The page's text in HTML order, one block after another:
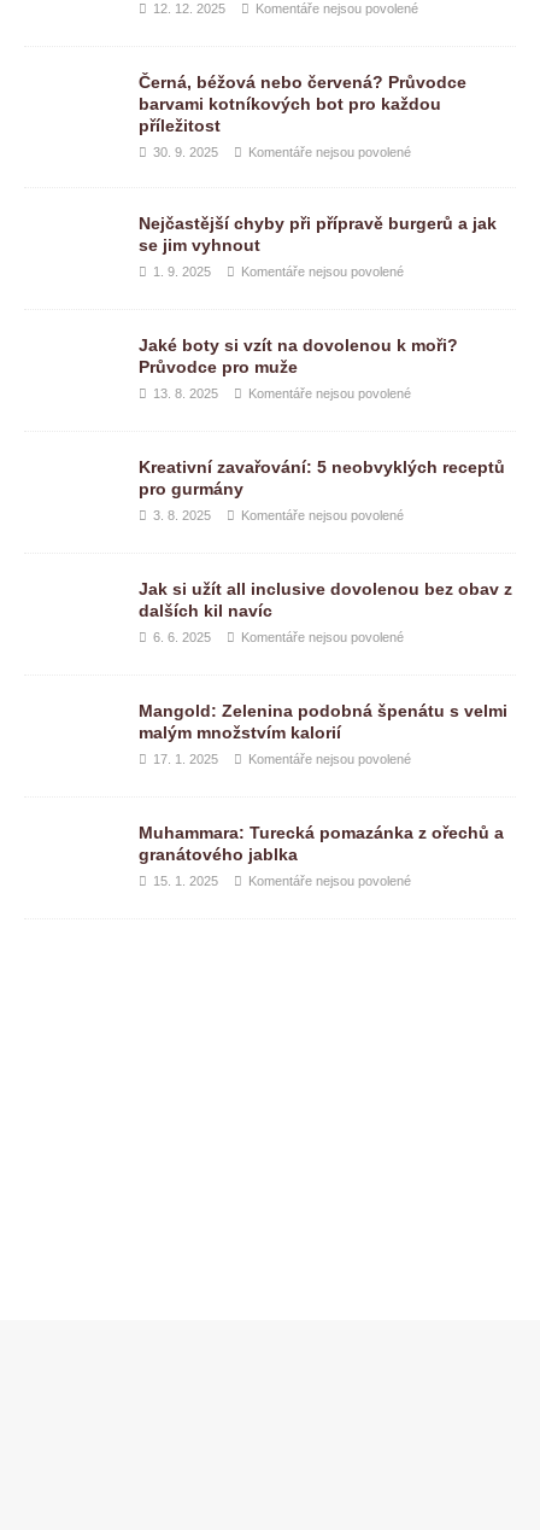
12. 12. 2025 Komentáře nejsou povolené
Černá, béžová nebo červená? Průvodce
barvami kotníkových bot pro každou
příležitost
30. 9. 2025 Komentáře nejsou povolené
Nejčastější chyby při přípravě burgerů a jak
se jim vyhnout
1. 9. 2025 Komentáře nejsou povolené
Jaké boty si vzít na dovolenou k moři?
Průvodce pro muže
13. 8. 2025 Komentáře nejsou povolené
Kreativní zavařování: 5 neobvyklých receptů
pro gurmány
3. 8. 2025 Komentáře nejsou povolené
Jak si užít all inclusive dovolenou bez obav z
dalších kil navíc
6. 6. 2025 Komentáře nejsou povolené
Mangold: Zelenina podobná špenátu s velmi
malým množstvím kalorií
17. 1. 2025 Komentáře nejsou povolené
Muhammara: Turecká pomazánka z ořechů a
granátového jablka
15. 1. 2025 Komentáře nejsou povolené